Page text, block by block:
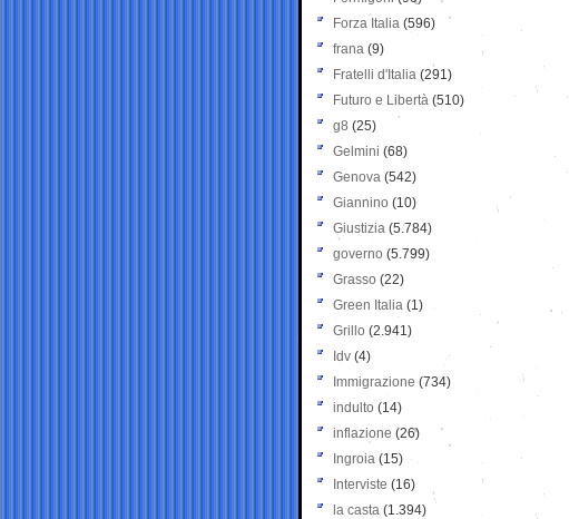
Forza Italia (596)
frana (9)
Fratelli d'Italia (291)
Futuro e Libertà (510)
g8 (25)
Gelmini (68)
Genova (542)
Giannino (10)
Giustizia (5.784)
governo (5.799)
Grasso (22)
Green Italia (1)
Grillo (2.941)
Idv (4)
Immigrazione (734)
indulto (14)
inflazione (26)
Ingroia (15)
Interviste (16)
la casta (1.394)